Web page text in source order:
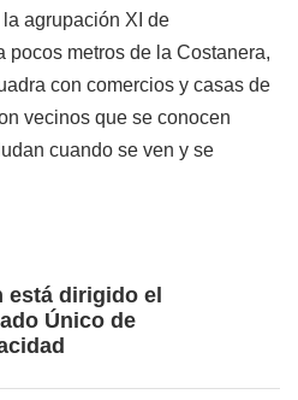
agrupación XI de
pocos metros de la Costanera,
con comercios y casas de
vecinos que se conocen
cuando se ven y se
está dirigido el
Único de